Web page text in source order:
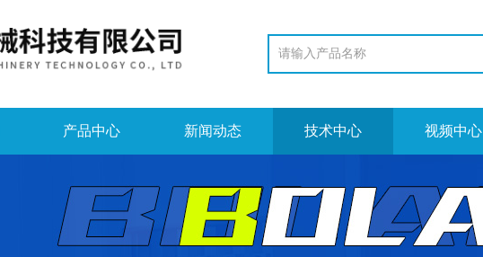
产品中心 新闻动态 技术中心 视频中心